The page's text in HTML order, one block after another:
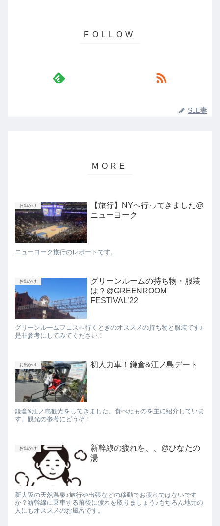
SLE妻
お出かけ
【旅行】NYへ行ってきました@
ニューヨーク
ニューヨーク旅行のレポートです。
お出かけ
グリーンルームの持ち物・服装
は？@GREENROOM
FESTIVAL’22
グリーンルームフェスへ行くときのオススメの持ち物と服装です♪
是非参考にしてみてください！
お出かけ 初人力車！鎌倉&江ノ島デート
鎌倉&江ノ島観光をしてきました。食べたものを主に紹介していま
す。観光の参考にどうぞ！
お出かけ
新幹線の疲れを、、@ひなたの
湯
新大阪の天然温泉♪旅行や出張などの移動でお疲れではないです
か？新幹線に乗車する前後に疲れを取りましょう♪もちろん地元の
人にもオススメのお風呂です。